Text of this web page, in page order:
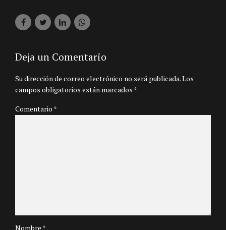
Deja un Comentario
Su dirección de correo electrónico no será publicada. Los
campos obligatorios están marcados *
Comentario *
Nombre *